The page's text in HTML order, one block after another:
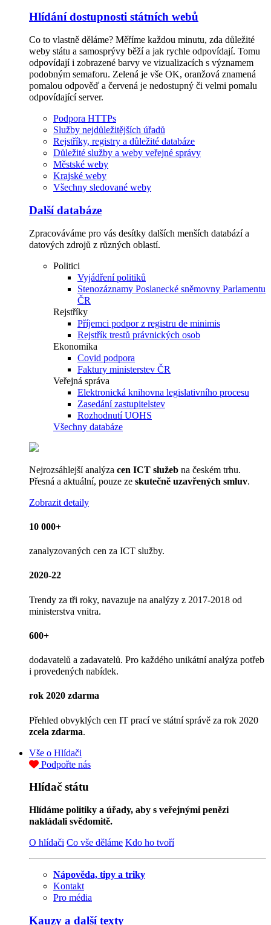
Hlídání dostupnosti státních webů
Co to vlastně děláme? Měříme každou minutu, zda důležité
weby státu a samosprývy běží a jak rychle odpovídají. Tomu
odpovídají i zobrazené barvy ve vizualizacích s významem
podobným semaforu. Zelená je vše OK, oranžová znamená
pomalou odpověď a červená je nedostupný či velmi pomalu
odpovídající server.
Podpora HTTPs
Služby nejdůležitějších úřadů
Rejstříky, registry a důležité databáze
Důležité služby a weby veřejné správy
Městské weby
Krajské weby
Všechny sledované weby
Další databáze
Zpracováváme pro vás desítky dalších menších databází a
datových zdrojů z různých oblastí.
Politici
Vyjádření politiků
Stenozáznamy Poslanecké sněmovny Parlamentu
ČR
Rejstříky
Příjemci podpor z registru de minimis
Rejstřík trestů právnických osob
Ekonomika
Covid podpora
Faktury ministerstev ČR
Veřejná správa
Elektronická knihovna legislativního procesu
Zasedání zastupitelstev
Rozhodnutí UOHS
Všechny databáze
Nejrozsáhlejší analýza cen ICT služeb na českém trhu.
Přesná a aktuální, pouze ze skutečně uzavřených smluv.
Zobrazit detaily
10 000+
zanalyzovaných cen za ICT služby.
2020-22
Trendy za tři roky, navazuje na analýzy z 2017-2018 od
ministerstva vnitra.
600+
dodavatelů a zadavatelů. Pro každého unikátní analýza potřeb
i provedených nabídek.
rok 2020 zdarma
Přehled obvyklých cen IT prací ve státní správě za rok 2020
zcela zdarma.
Vše o Hlídači
Podpořte nás
Hlídač státu
Hlídáme politiky a úřady, aby s veřejnými penězi
nakládali svědomitě.
O hlídači Co vše děláme Kdo ho tvoří
Nápověda, tipy a triky
Kontakt
Pro média
Kauzy a další texty